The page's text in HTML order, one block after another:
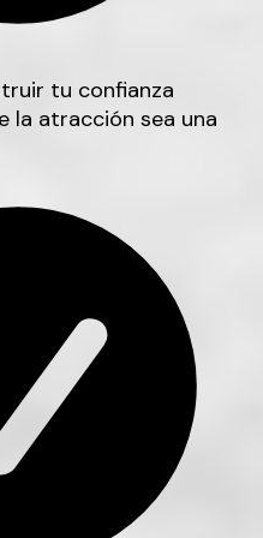
tu confianza
la atracción sea una